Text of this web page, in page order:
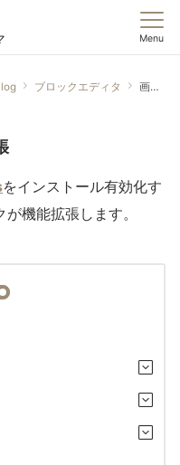
Menu
ブロックエディタ 画像ブロックのスタイル拡張
をインストール有効化す
機能拡張します。